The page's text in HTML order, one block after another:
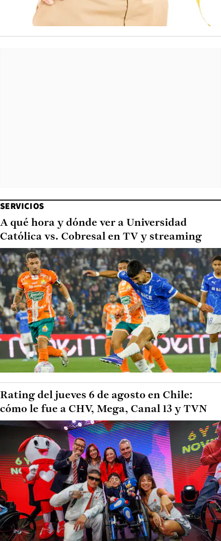
SERVICIOS
A qué hora y dónde ver a Universidad
Católica vs. Cobresal en TV y streaming
Rating del jueves 6 de agosto en Chile:
cómo le fue a CHV, Mega, Canal 13 y TVN